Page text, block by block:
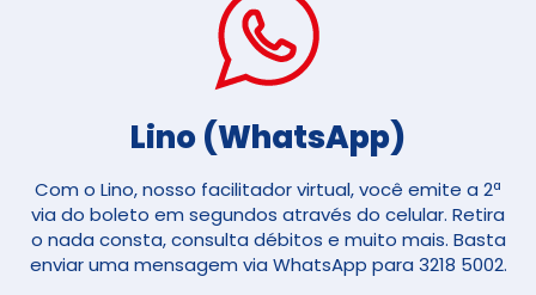
Lino (WhatsApp)
Com o Lino, nosso facilitador virtual, você emite a 2ª
via do boleto em segundos através do celular. Retira
o nada consta, consulta débitos e muito mais. Basta
enviar uma mensagem via WhatsApp para 3218 5002.